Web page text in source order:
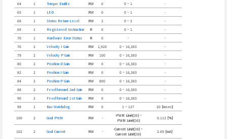
64
1 Torque Enable RW 0 0 ~ 1
-
65
1 LED RW 0 0 ~ 1
-
68
1 Status Return Level RW 2 0 ~ 2
-
69
1 Registered Instruction R 0 0 ~ 1
-
70
1 Hardware Error Status R 0 -
-
76
2 Velocity I Gain RW 1,920 0 ~ 16,383
-
78
2 Velocity P Gain RW 100 0 ~ 16,383
-
80
2 Position D Gain RW 0 0 ~ 16,383
-
82
2 Position I Gain RW 0 0 ~ 16,383
-
84
2 Position P Gain RW 800 0 ~ 16,383
-
88
2 Feedforward 2nd Gain RW 0 0 ~ 16,383
-
90
2 Feedforward 1st Gain RW 0 0 ~ 16,383
-
98
1 Bus Watchdog RW 0 1 ~ 127 20 [msec]
100 2 Goal PWM RW -
-PWM Limit(36) ~
PWM Limit(36)
0.113 [%]
102 2 Goal Current RW -
-Current Limit(38) ~
Current Limit(38)
2.69 [mA]